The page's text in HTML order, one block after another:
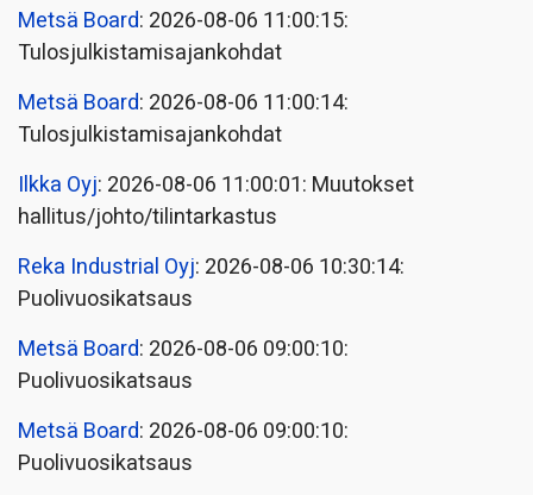
Metsä Board: 2026-08-06 11:00:15:
Tulosjulkistamisajankohdat
Metsä Board: 2026-08-06 11:00:14:
Tulosjulkistamisajankohdat
Ilkka Oyj: 2026-08-06 11:00:01: Muutokset
hallitus/johto/tilintarkastus
Reka Industrial Oyj: 2026-08-06 10:30:14:
Puolivuosikatsaus
Metsä Board: 2026-08-06 09:00:10:
Puolivuosikatsaus
Metsä Board: 2026-08-06 09:00:10:
Puolivuosikatsaus